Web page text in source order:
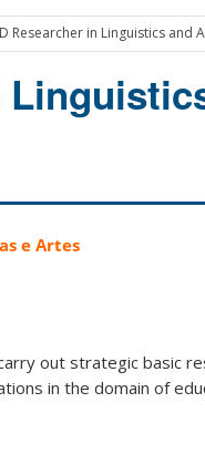
Researcher in Linguistics and
e Artes
out strategic basic
in the domain of